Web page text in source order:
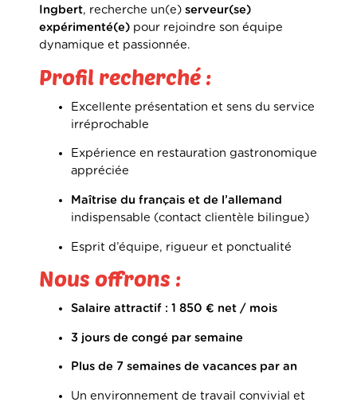
Ingbert, recherche un(e) serveur(se)
expérimenté(e)pour rejoindre son équipe
dynamique et passionnée.
Profil recherché :
Excellente présentation et sens du service
irréprochable
Expérience en restauration gastronomique
appréciée
Maîtrise du français et de l’allemand
indispensable (contact clientèle bilingue)
Esprit d’équipe, rigueur et ponctualité
Nous offrons :
Salaire attractif : 1 850 € net / mois
3 jours de congé par semaine
Plus de 7 semaines de vacances par an
Un environnement de travail convivial et